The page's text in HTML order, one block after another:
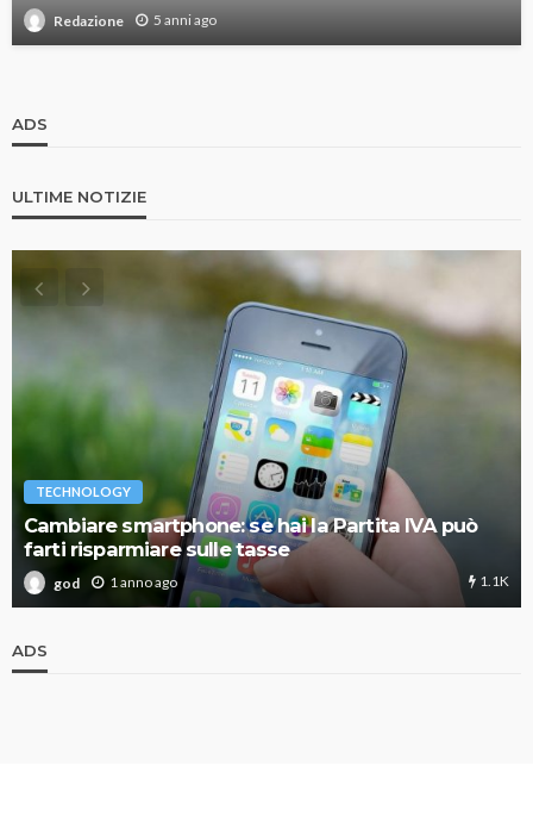
Redazione 5 anni ago
ADS
ULTIME NOTIZIE
TECHNOLOGY
Cambiare smartphone: se hai la Partita IVA può
farti risparmiare sulle tasse
god 1 anno ago 1.1K
ADS